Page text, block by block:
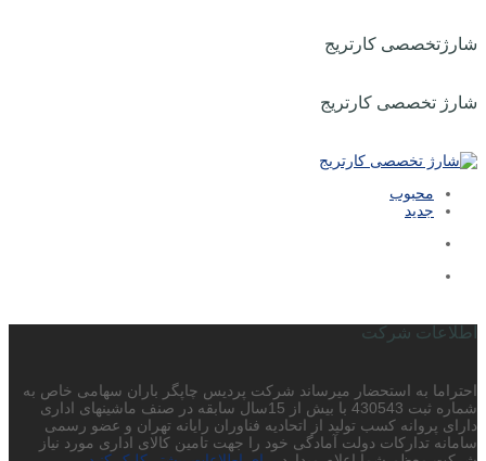
شارژتخصصی کارتریج
شارژ تخصصی کارتریج
محبوب
جدید
اطلاعات شرکت
احتراما به استحضار میرساند شرکت پردیس چاپگر باران سهامی خاص به
شماره ثبت 430543 با بیش از 15سال سابقه در صنف ماشینهای اداری
دارای پروانه کسب تولید از اتحادیه فناوران رایانه تهران و عضو رسمی
سامانه تدارکات دولت آمادگی خود را جهت تامین کالای اداری مورد نیاز